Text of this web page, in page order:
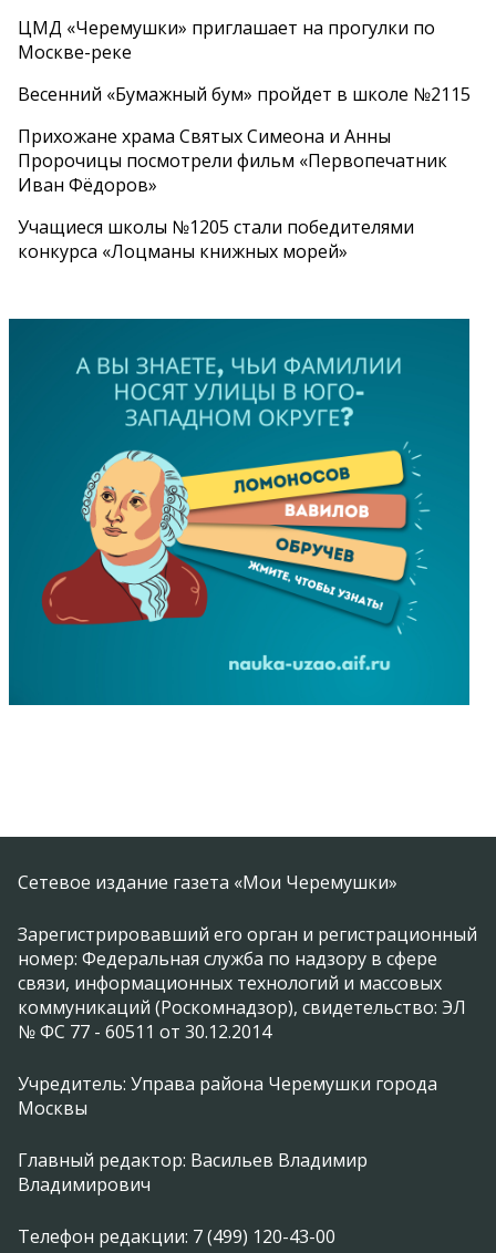
ЦМД «Черемушки» приглашает на прогулки по
Москве-реке
Весенний «Бумажный бум» пройдет в школе №2115
Прихожане храма Святых Симеона и Анны
Пророчицы посмотрели фильм «Первопечатник
Иван Фёдоров»
Учащиеся школы №1205 стали победителями
конкурса «Лоцманы книжных морей»
Сетевое издание газета «Мои Черемушки»
Зарегистрировавший его орган и регистрационный
номер: Федеральная служба по надзору в сфере
связи, информационных технологий и массовых
коммуникаций (Роскомнадзор), свидетельство: ЭЛ
№ ФС 77 - 60511 от 30.12.2014
Учредитель: Управа района Черемушки города
Москвы
Главный редактор: Васильев Владимир
Владимирович
Телефон редакции: 7 (499) 120-43-00